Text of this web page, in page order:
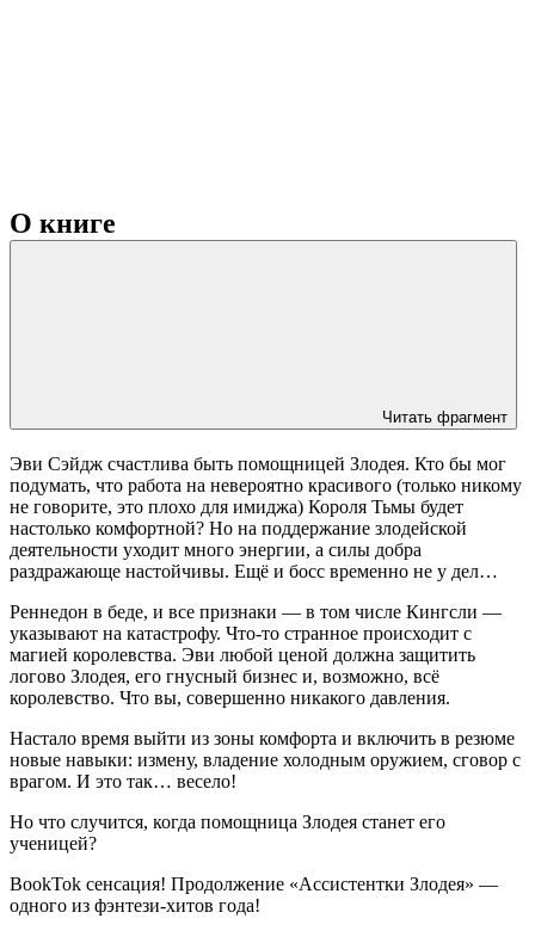
О книге
Читать фрагмент
Эви Сэйдж счастлива быть помощницей Злодея. Кто бы мог
подумать, что работа на невероятно красивого (только никому
не говорите, это плохо для имиджа) Короля Тьмы будет
настолько комфортной? Но на поддержание злодейской
деятельности уходит много энергии, а силы добра
раздражающе настойчивы. Ещё и босс временно не у дел…
Реннедон в беде, и все признаки — в том числе Кингсли —
указывают на катастрофу. Что-то странное происходит с
магией королевства. Эви любой ценой должна защитить
логово Злодея, его гнусный бизнес и, возможно, всё
королевство. Что вы, совершенно никакого давления.
Настало время выйти из зоны комфорта и включить в резюме
новые навыки: измену, владение холодным оружием, сговор с
врагом. И это так… весело!
Но что случится, когда помощница Злодея станет его
ученицей?
BookTok сенсация! Продолжение «Ассистентки Злодея» —
одного из фэнтези-хитов года!